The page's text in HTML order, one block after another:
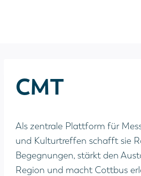
CMT
Als zentrale Plattform für
und Kulturtreffen schafft sie
Begegnungen, stärkt den
Region und macht Cottbus